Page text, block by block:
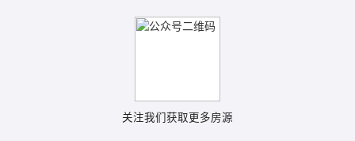
关注我们获取更多房源